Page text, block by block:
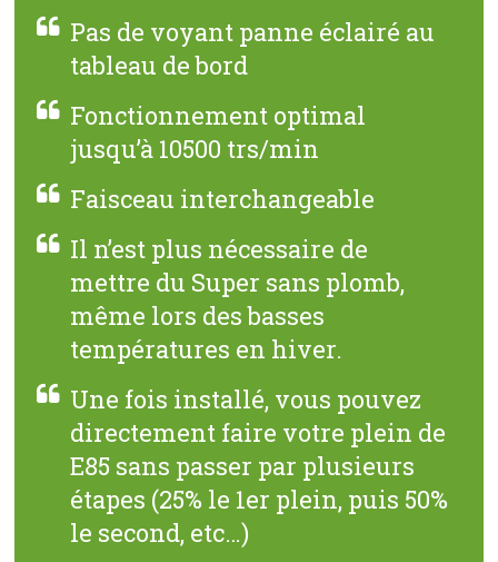
Pas de voyant panne éclairé au
tableau de bord
Fonctionnement optimal
jusqu’à 10500 trs/min
Faisceau interchangeable
Il n’est plus nécessaire de
mettre du Super sans plomb,
même lors des basses
températures en hiver.
Une fois installé, vous pouvez
directement faire votre plein de
E85 sans passer par plusieurs
étapes (25% le 1er plein, puis 50%
le second, etc…)